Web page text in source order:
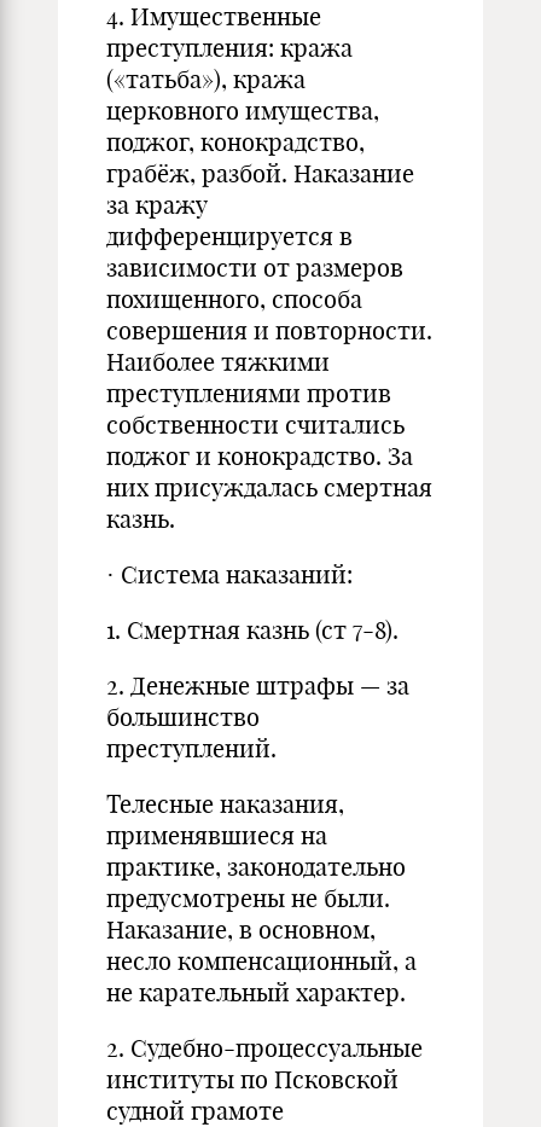
4. Имущественные
преступления: кража
(«татьба»), кража
церковного имущества,
поджог, конокрадство,
грабёж, разбой. Наказание
за кражу
дифференцируется в
зависимости от размеров
похищенного, способа
совершения и повторности.
Наиболее тяжкими
преступлениями против
собственности считались
поджог и конокрадство. За
них присуждалась смертная
казнь.
· Система наказаний:
1. Смертная казнь (ст 7-8).
2. Денежные штрафы — за
большинство
преступлений.
Телесные наказания,
применявшиеся на
практике, законодательно
предусмотрены не были.
Наказание, в основном,
несло компенсационный, а
не карательный характер.
2. Судебно-процессуальные
институты по Псковской
судной грамоте